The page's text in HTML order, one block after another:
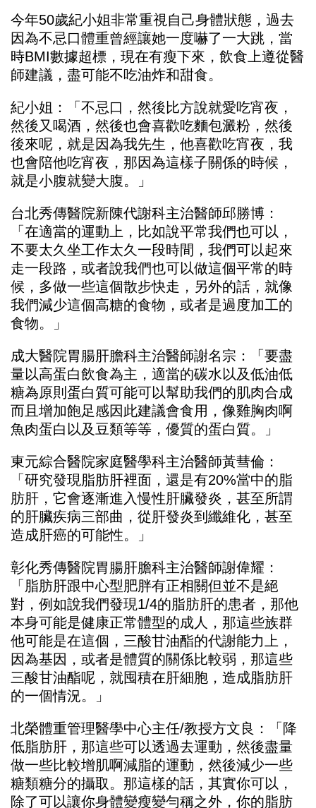
今年50歲紀小姐非常重視自己身體狀態，過去
因為不忌口體重曾經讓她一度嚇了一大跳，當
時BMI數據超標，現在有瘦下來，飲食上遵從醫
師建議，盡可能不吃油炸和甜食。
紀小姐：「不忌口，然後比方說就愛吃宵夜，
然後又喝酒，然後也會喜歡吃麵包澱粉，然後
後來呢，就是因為我先生，他喜歡吃宵夜，我
也會陪他吃宵夜，那因為這樣子關係的時候，
就是小腹就變大腹。」
台北秀傳醫院新陳代謝科主治醫師邱勝博：
「在適當的運動上，比如說平常我們也可以，
不要太久坐工作太久一段時間，我們可以起來
走一段路，或者說我們也可以做這個平常的時
候，多做一些這個散步快走，另外的話，就像
我們減少這個高糖的食物，或者是過度加工的
食物。」
成大醫院胃腸肝膽科主治醫師謝名宗：「要盡
量以高蛋白飲食為主，適當的碳水以及低油低
糖為原則蛋白質可能可以幫助我們的肌肉合成
而且增加飽足感因此建議會食用，像雞胸肉啊
魚肉蛋白以及豆類等等，優質的蛋白質。」
東元綜合醫院家庭醫學科主治醫師黃彗倫：
「研究發現脂肪肝裡面，還是有20%當中的脂
肪肝，它會逐漸進入慢性肝臟發炎，甚至所謂
的肝臟疾病三部曲，從肝發炎到纖維化，甚至
造成肝癌的可能性。」
彰化秀傳醫院胃腸肝膽科主治醫師謝偉耀：
「脂肪肝跟中心型肥胖有正相關但並不是絕
對，例如說我們發現1/4的脂肪肝的患者，那他
本身可能是健康正常體型的成人，那這些族群
他可能是在這個，三酸甘油酯的代謝能力上，
因為基因，或者是體質的關係比較弱，那這些
三酸甘油酯呢，就囤積在肝細胞，造成脂肪肝
的一個情況。」
北榮體重管理醫學中心主任/教授方文良：「降
低脂肪肝，那這些可以透過去運動，然後盡量
做一些比較增肌啊減脂的運動，然後減少一些
糖類糖分的攝取。那這樣的話，其實你可以，
除了可以讓你身體變瘦變勻稱之外，你的脂肪